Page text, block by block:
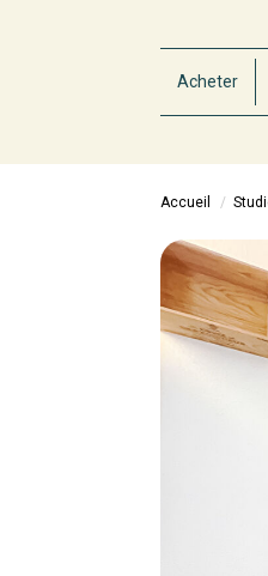
Acheter
Accueil